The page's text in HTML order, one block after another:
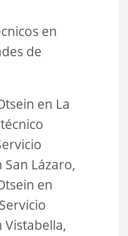
en
de
en La
Lázaro,
en
Vistabella,